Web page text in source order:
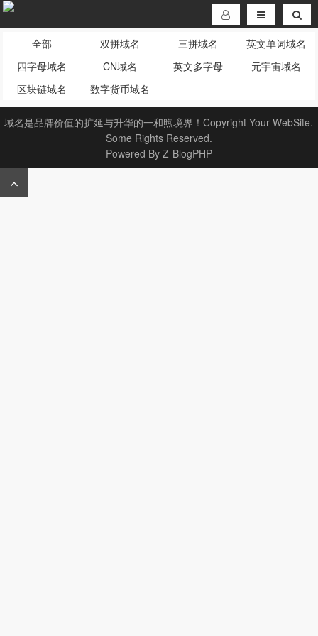
全部 双拼域名 三拼域名
英文单词域名
四字母域名
CN域名 英文多字母
元宇宙域名
区块链域名
数字货币域名
域名是品牌价值的扩延与升华的一和煦境界！Copyright Your WebSite.
Some Rights Reserved.
Powered By Z-BlogPHP